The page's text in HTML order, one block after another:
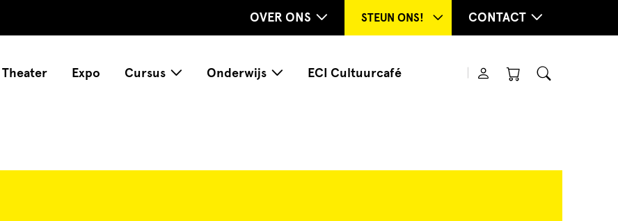
OVER ONS STEUN ONS! CONTACT
Theater Expo Cursus Onderwijs ECI Cultuurcafé